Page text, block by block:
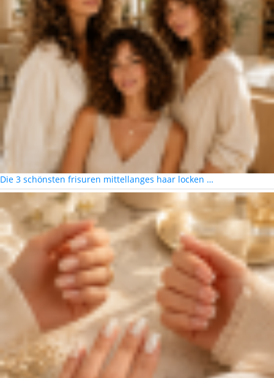
Die 3 schönsten frisuren mittellanges haar locken …